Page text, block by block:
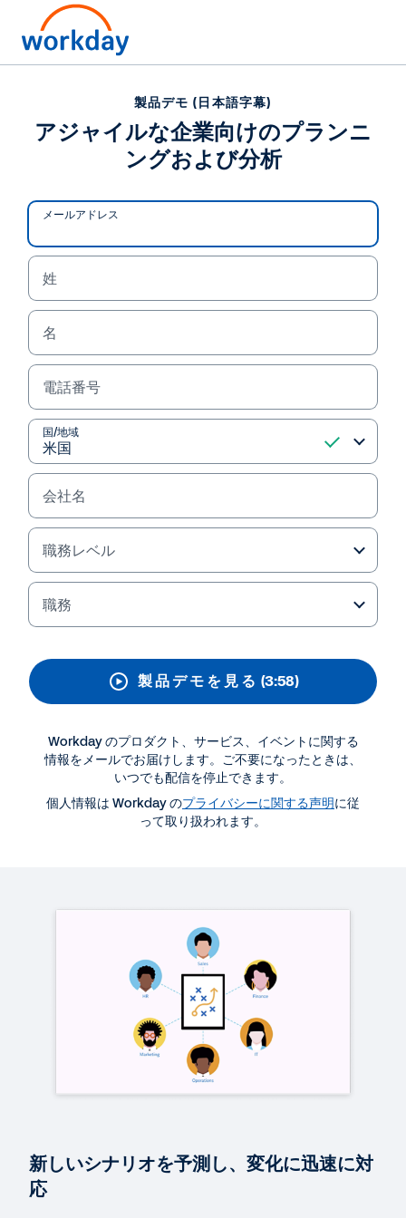
製品デモ (日本語字幕)
アジャイルな企業向けの
プランニングおよび分析
計画から、実行、分析までひとつのシステムで実行
することで、サイロ化された時間のかかるプランニ
ングのプロセスを排除します。簡略版のデモで、組
織が Workday Adaptive Planning を活用して計画
を実行に移す方法をご覧ください。
資料ダウンロード・関連情報
基本を正しく理解する – プランニングから採用まで
スピードの限界を突破: ワークフォース プランニング
分析を加速し、ニュー エコノミーへの対応に向けて
ブログ
グローバル調査: 世界規模のパンデミックの中で必要
製品デモ (日本語字幕)
アジャイルな企業向けのプランニ
ングおよび分析
メールアドレス
姓
名
電話番号
国/地域
会社名
職務レベル
職務
製 品 デ モ を 見 る (3:58)
Workday のプロダクト、サービス、イベントに関する
情報をメールでお届けします。ご不要になったときは、
いつでも配信を停止できます。
個人情報は Workday のプライバシーに関する声明に従
って取り扱われます。
新しいシナリオを予測し、変化に迅速に対
応